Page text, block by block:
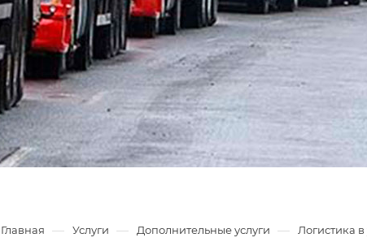
Главная — Услуги — Дополнительные услуги — Логистика